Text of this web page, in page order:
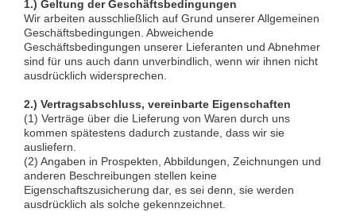
1.) Geltung der Geschäftsbedingungen
Wir arbeiten ausschließlich auf Grund unserer Allgemeinen
Geschäftsbedingungen. Abweichende
Geschäftsbedingungen unserer Lieferanten und Abnehmer
sind für uns auch dann unverbindlich, wenn wir ihnen nicht
ausdrücklich widersprechen.
2.) Vertragsabschluss, vereinbarte Eigenschaften
(1) Verträge über die Lieferung von Waren durch uns
kommen spätestens dadurch zustande, dass wir sie
ausliefern.
(2) Angaben in Prospekten, Abbildungen, Zeichnungen und
anderen Beschreibungen stellen keine
Eigenschaftszusicherung dar, es sei denn, sie werden
ausdrücklich als solche gekennzeichnet.